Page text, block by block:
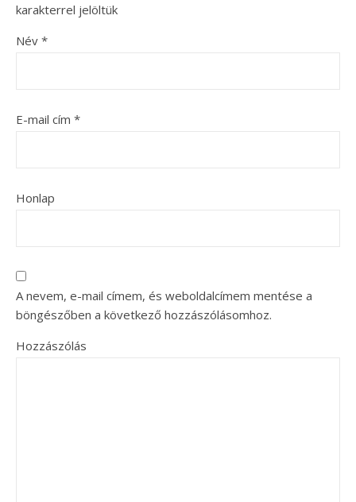
karakterrel jelöltük
Név *
E-mail cím *
Honlap
A nevem, e-mail címem, és weboldalcímem mentése a
böngészőben a következő hozzászólásomhoz.
Hozzászólás